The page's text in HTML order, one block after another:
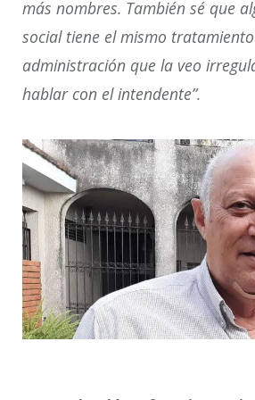
más nombres. También sé que
social tiene el mismo
administración que la veo
hablar con el intendente”.